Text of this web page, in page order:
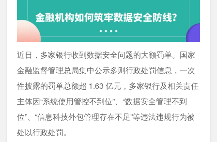
近日，多家银行收到数据安全问题的大额罚单。国家
金融监督管理总局集中公示多则行政处罚信息，一次
性披露的罚单总额超 1.63 亿元，多家银行及相关责任
主体因“系统使用管控不到位”、“数据安全管理不到
位”、“信息科技外包管理存在不足”等违法违规行为被
处以行政处罚。